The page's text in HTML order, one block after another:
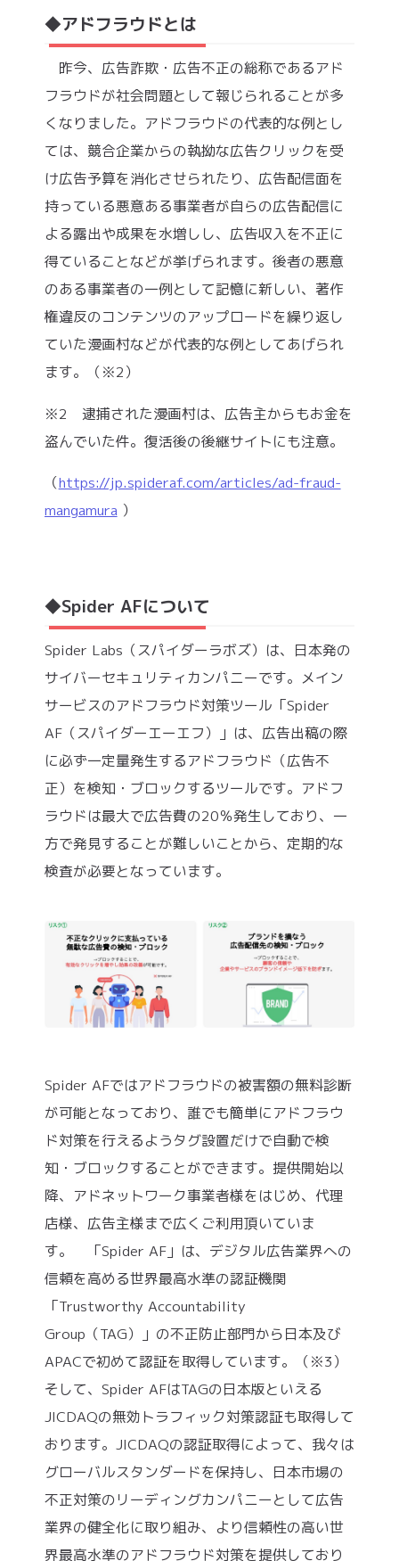
◆アドフラウドとは
昨今、広告詐欺・広告不正の総称であるアド
フラウドが社会問題として報じられることが多
くなりました。アドフラウドの代表的な例とし
ては、競合企業からの執拗な広告クリックを受
け広告予算を消化させられたり、広告配信面を
持っている悪意ある事業者が自らの広告配信に
よる露出や成果を水増しし、広告収入を不正に
得ていることなどが挙げられます。後者の悪意
のある事業者の一例として記憶に新しい、著作
権違反のコンテンツのアップロードを繰り返し
ていた漫画村などが代表的な例としてあげられ
ます。（※2）
※2 逮捕された漫画村は、広告主からもお金を
盗んでいた件。復活後の後継サイトにも注意。
（https://jp.spideraf.com/articles/ad-fraud-
mangamura）
◆Spider AFについて
Spider Labs（スパイダーラボズ）は、日本発の
サイバーセキュリティカンパニーです。メイン
サービスのアドフラウド対策ツール「Spider
AF（スパイダーエーエフ）」は、広告出稿の際
に必ず一定量発生するアドフラウド（広告不
正）を検知・ブロックするツールです。アドフ
ラウドは最大で広告費の20％発生しており、一
方で発見することが難しいことから、定期的な
検査が必要となっています。
Spider AFではアドフラウドの被害額の無料診断
が可能となっており、誰でも簡単にアドフラウ
ド対策を行えるようタグ設置だけで自動で検
知・ブロックすることができます。提供開始以
降、アドネットワーク事業者様をはじめ、代理
店様、広告主様まで広くご利用頂いていま
す。 「Spider AF」は、デジタル広告業界への
信頼を高める世界最高水準の認証機関
「Trustworthy Accountability
Group（TAG）」の不正防止部門から日本及び
APACで初めて認証を取得しています。（※3）
そして、Spider AFはTAGの日本版といえる
JICDAQの無効トラフィック対策認証も取得して
おります。JICDAQの認証取得によって、我々は
グローバルスタンダードを保持し、日本市場の
不正対策のリーディングカンパニーとして広告
業界の健全化に取り組み、より信頼性の高い世
界最高水準のアドフラウド対策を提供しており